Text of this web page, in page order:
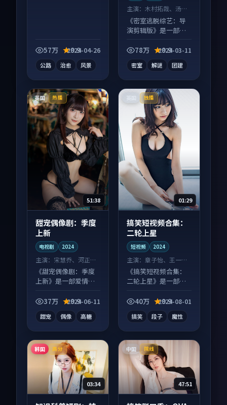
57万 9.9
2024-04-26
公路 治愈 风景
主演：木村拓哉、汤唯
等
《密室逃脱综艺：导
演剪辑版》是一部悬
质感在线，配乐与镜
78万 9.9
2024-03-11
密室 解谜 团建
英国 热播
51:38
甜宠偶像剧：季度
上新
电视剧 2024
主演： 宋慧乔、河正宇
等
《甜宠偶像剧：季度
上新》是一部爱情向
成长为内核，情感戏
37万 9.9
2024-06-11
甜宠 偶像 高糖
英国 独播
01:29
搞笑短视频合集：
二轮上星
短视频 2024
主演：章子怡、王一博
等
《搞笑短视频合集：
二轮上星》是一部喜
线叙事并行，细节值
40万 9.9
2024-08-01
搞笑 段子 魔性
韩国 高分
03:34
中国 院线
47:51